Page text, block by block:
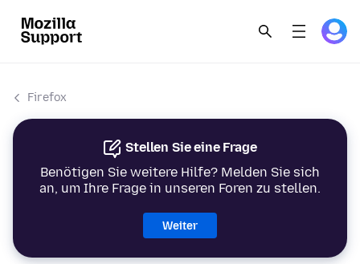
Firefox
Stellen Sie eine Frage
Benötigen Sie weitere Hilfe? Melden Sie sich
an, um Ihre Frage in unseren Foren zu stellen.
Weiter